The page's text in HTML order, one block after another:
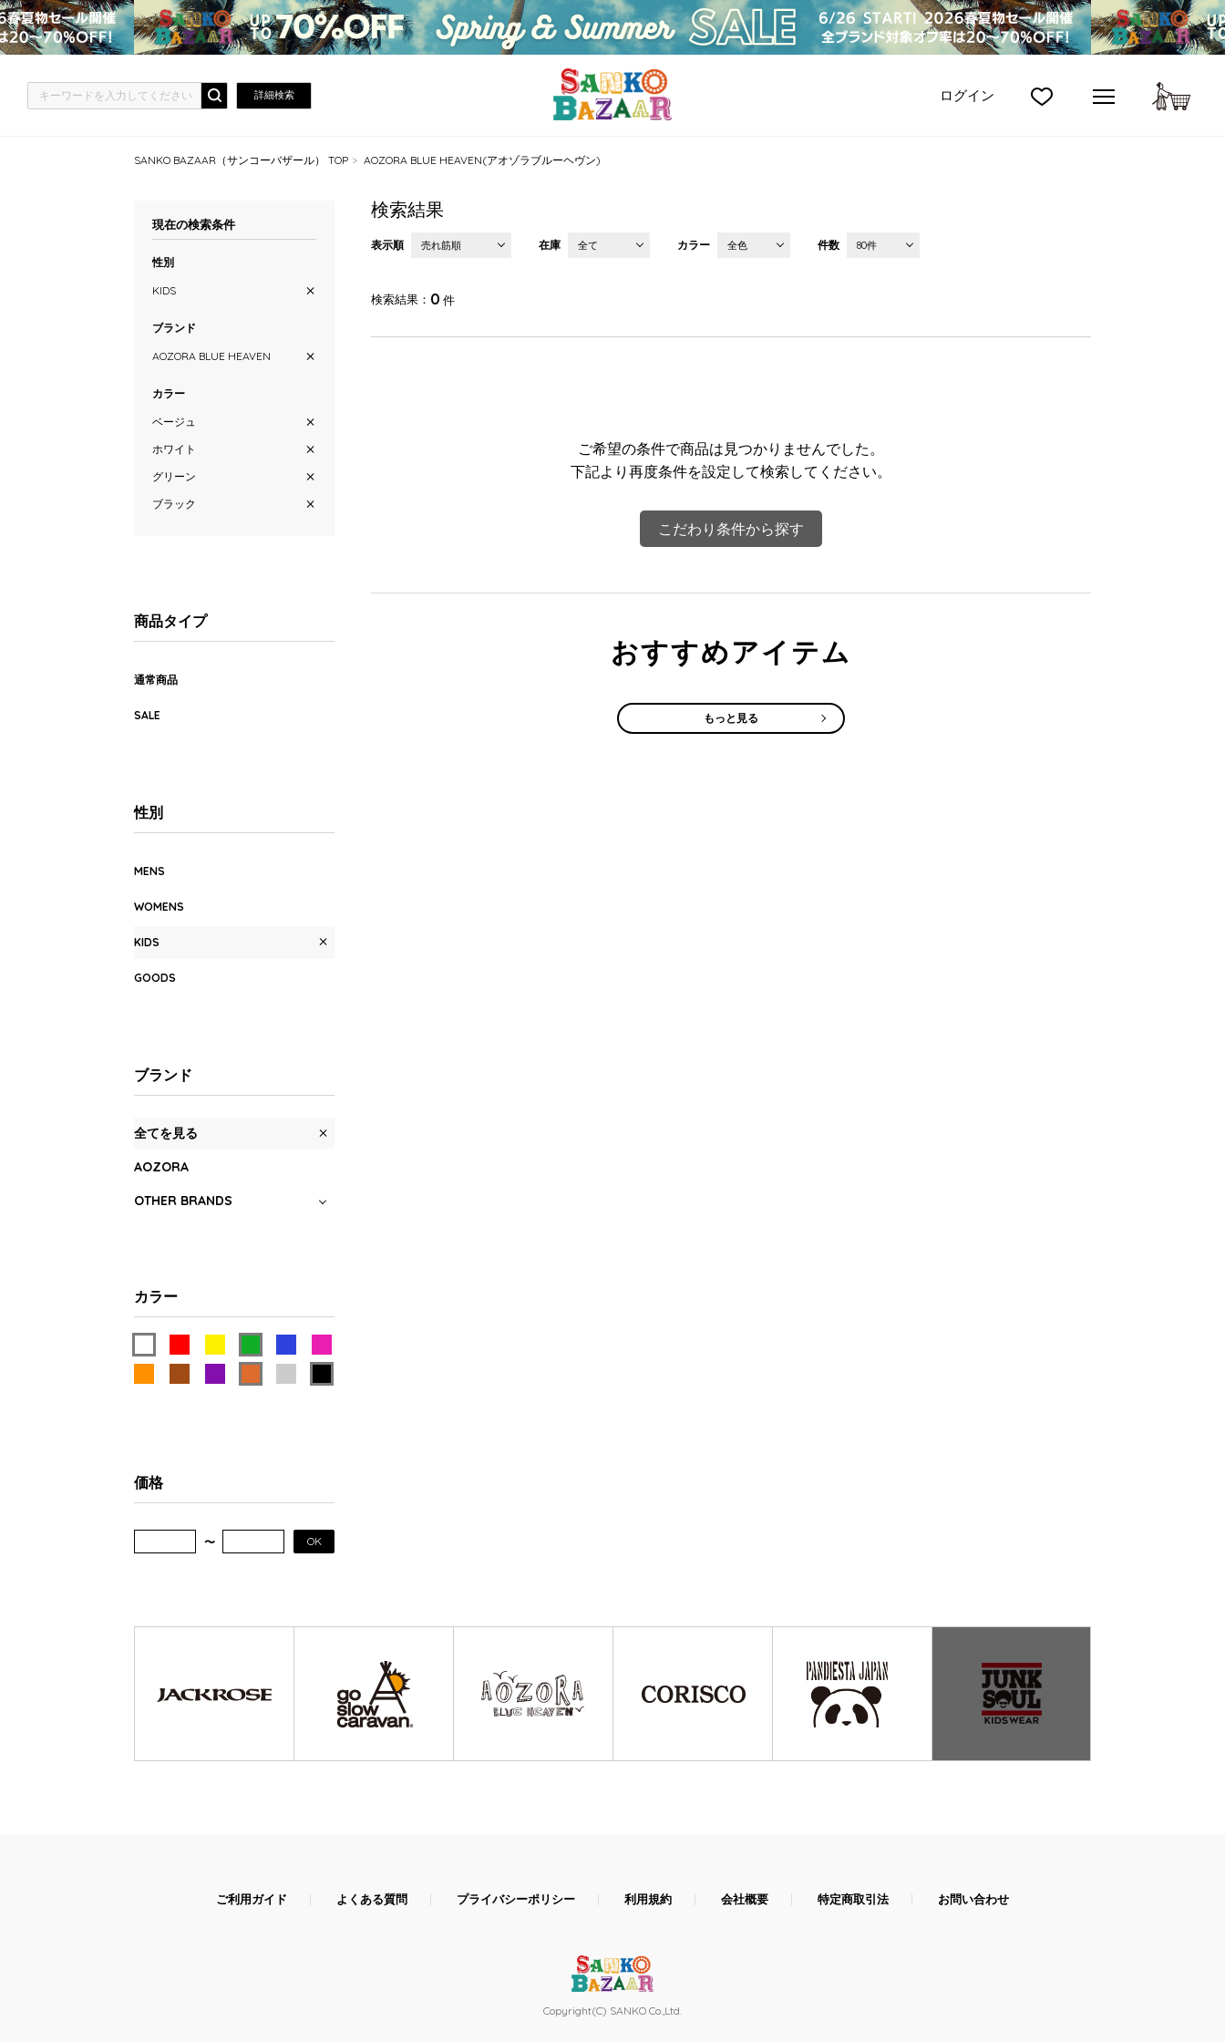
詳細検索 ログイン
SANKO BAZAAR（サンコーバザール） TOP AOZORA BLUE HEAVEN(アオゾラブルーヘヴン)
検索結果
表示順 売れ筋順 在庫 全て カラー 全色 件数 80件
検索結果 0 件
ご希望の条件で商品は見つかりませんでした。
下記より再度条件を設定して検索してください。
こだわり条件から探す
おすすめアイテム
もっと見る
現在の検索条件
性別
KIDS
ブランド
AOZORA BLUE HEAVEN
カラー
ベージュ
ホワイト
グリーン
ブラック
商品タイプ
通常商品
SALE
性別
MENS
WOMENS
KIDS
GOODS
ブランド
全てを見る
AOZORA
OTHER BRANDS
カラー
価格
OK
ご利用ガイド よくある質問 プライバシーポリシー 利用規約 会社概要 特定商取引法 お問い合わせ
Copyright(C) SANKO Co.,Ltd.